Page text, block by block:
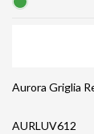
Aurora Griglia
AURLUV612